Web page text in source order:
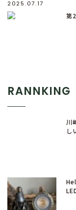
2025.07.17
第
RANNKING
川
し